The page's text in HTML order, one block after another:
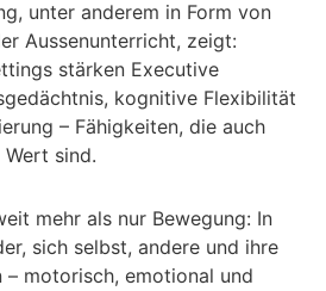
unter anderem in Form von
Aussenunterricht, zeigt:
stärken Exec­utive
kognitive Flexibilität
– Fähigkeiten, die auch
sind.
mehr als nur Bewegung: In
sich selbst, andere und ihre
motorisch, emotional und